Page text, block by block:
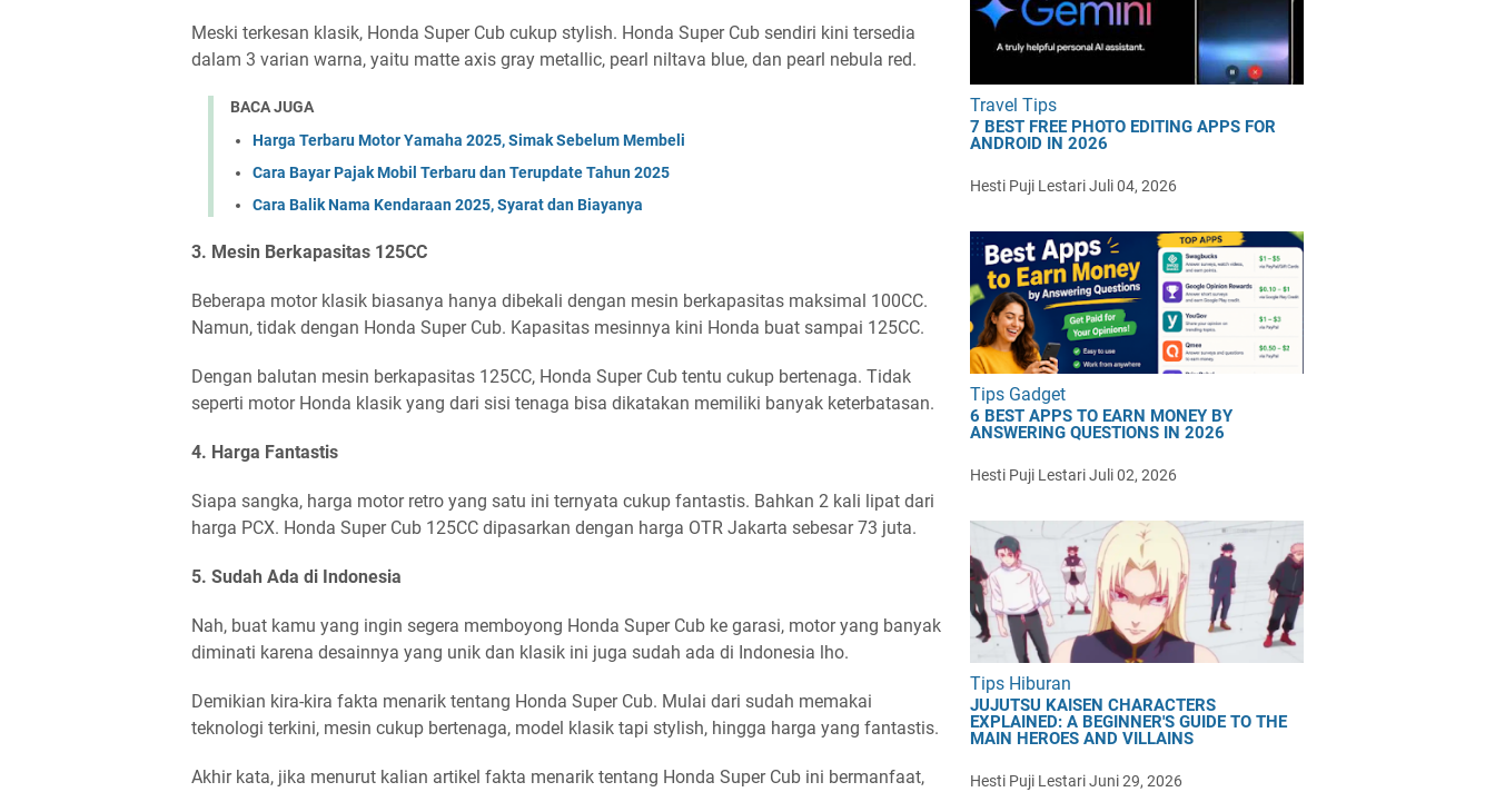
Meski terkesan klasik, Honda Super Cub cukup stylish. Honda Super Cub sendiri kini tersedia
dalam 3 varian warna, yaitu matte axis gray metallic, pearl niltava blue, dan pearl nebula red.
BACA JUGA
Harga Terbaru Motor Yamaha 2025, Simak Sebelum Membeli
Cara Bayar Pajak Mobil Terbaru dan Terupdate Tahun 2025
Cara Balik Nama Kendaraan 2025, Syarat dan Biayanya
3. Mesin Berkapasitas 125CC
Beberapa motor klasik biasanya hanya dibekali dengan mesin berkapasitas maksimal 100CC.
Namun, tidak dengan Honda Super Cub. Kapasitas mesinnya kini Honda buat sampai 125CC.
Dengan balutan mesin berkapasitas 125CC, Honda Super Cub tentu cukup bertenaga. Tidak
seperti motor Honda klasik yang dari sisi tenaga bisa dikatakan memiliki banyak keterbatasan.
4. Harga Fantastis
Siapa sangka, harga motor retro yang satu ini ternyata cukup fantastis. Bahkan 2 kali lipat dari
harga PCX. Honda Super Cub 125CC dipasarkan dengan harga OTR Jakarta sebesar 73 juta.
5. Sudah Ada di Indonesia
Nah, buat kamu yang ingin segera memboyong Honda Super Cub ke garasi, motor yang banyak
diminati karena desainnya yang unik dan klasik ini juga sudah ada di Indonesia lho.
Demikian kira-kira fakta menarik tentang Honda Super Cub. Mulai dari sudah memakai
teknologi terkini, mesin cukup bertenaga, model klasik tapi stylish, hingga harga yang fantastis.
Akhir kata, jika menurut kalian artikel fakta menarik tentang Honda Super Cub ini bermanfaat,
Travel Tips
7 BEST FREE PHOTO EDITING APPS FOR
ANDROID IN 2026
Hesti Puji LestariJuli 04, 2026
Tips Gadget
6 BEST APPS TO EARN MONEY BY
ANSWERING QUESTIONS IN 2026
Hesti Puji LestariJuli 02, 2026
Tips Hiburan
JUJUTSU KAISEN CHARACTERS
EXPLAINED: A BEGINNER'S GUIDE TO THE
MAIN HEROES AND VILLAINS
Hesti Puji LestariJuni 29, 2026